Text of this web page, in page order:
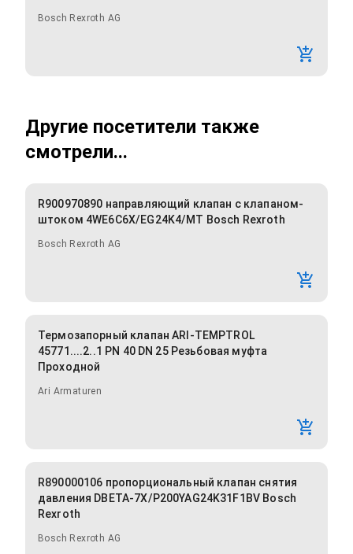
Bosch Rexroth AG
Другие посетители также
смотрели...
R900970890 направляющий клапан с клапаном-
штоком 4WE6C6X/EG24K4/MT Bosch Rexroth
Bosch Rexroth AG
Термозапорный клапан ARI-TEMPTROL
45771....2..1 PN 40 DN 25 Резьбовая муфта
Проходной
Ari Armaturen
R890000106 пропорциональный клапан снятия
давления DBETA-7X/P200YAG24K31F1BV Bosch
Rexroth
Bosch Rexroth AG